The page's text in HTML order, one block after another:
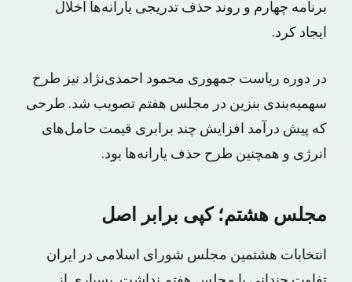
برنامه چهارم و روند حذف تدریجی یارانه‌ها اخلال
ایجاد کرد.
در دوره ریاست جمهوری محمود احمدی‌نژاد نیز طرح
سهمیه‌بندی بنزین در مجلس هفتم تصویب شد. طرحی
که پیش درآمد افزایش چند برابری قیمت حامل‌های
انرژی و همچنین طرح حذف یارانه‌ها بود.
مجلس هشتم؛ کپی برابر اصل
انتخابات هشتمین مجلس شورای اسلامی در ایران